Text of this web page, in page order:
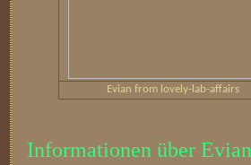
Evian from lovely-lab-affairs
Informationen über